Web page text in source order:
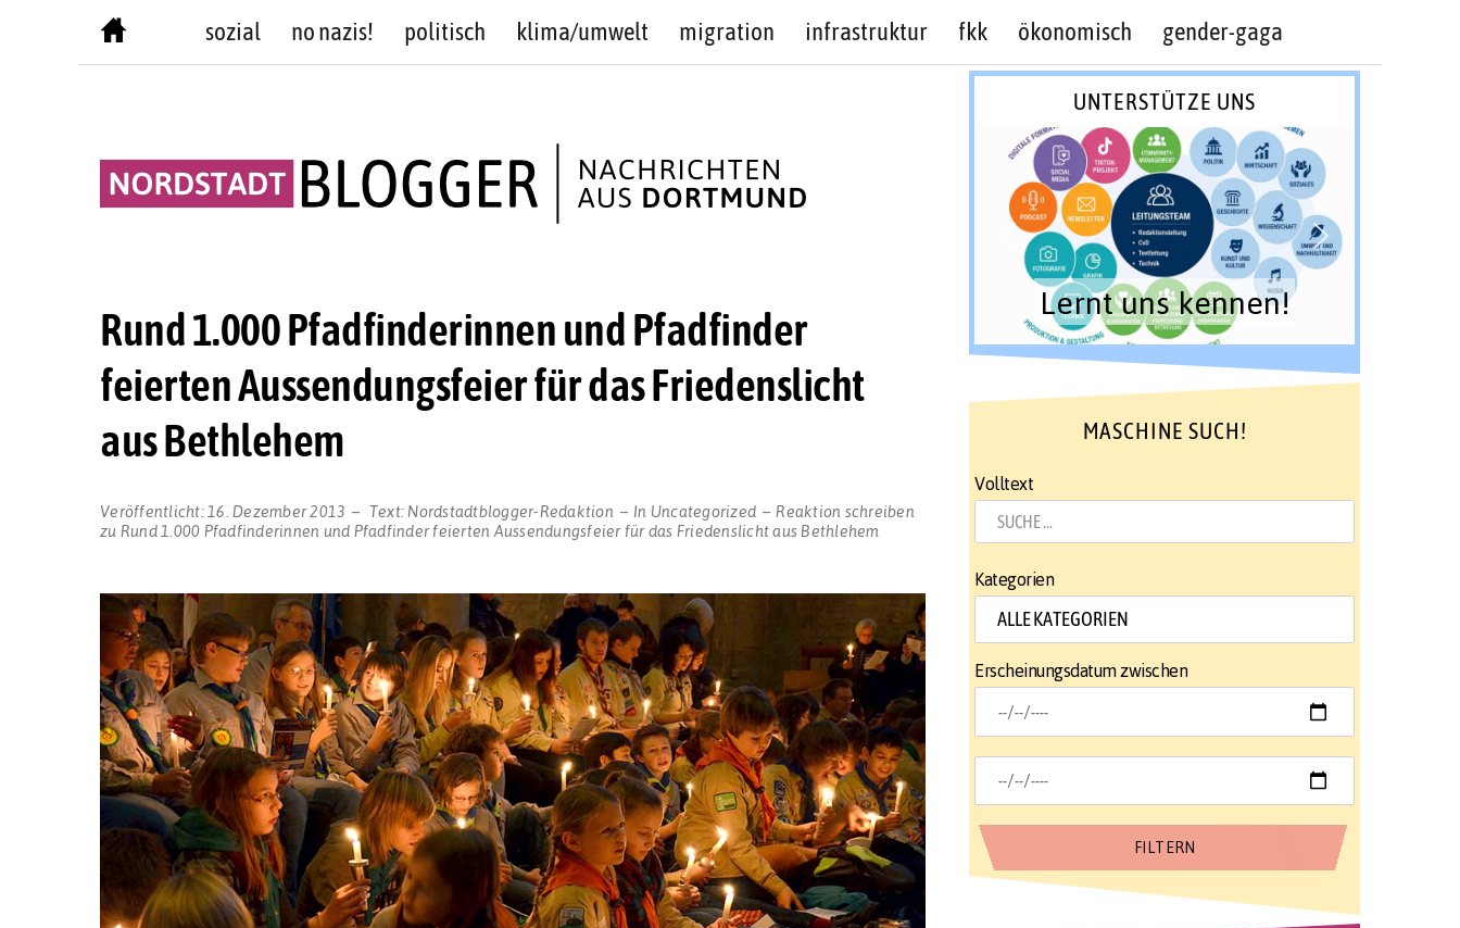
sozial no nazis! politisch klima/umwelt migration infrastruktur fkk ökonomisch gender-gaga
Rund 1.000 Pfadfinderinnen und Pfadfinder
feierten Aussendungsfeier für das Friedenslicht
aus Bethlehem
Veröffentlicht: 16. Dezember 2013 Text: Nordstadtblogger-Redaktion In Uncategorized
Reaktion schreiben
zu Rund 1.000 Pfadfinderinnen und Pfadfinder feierten Aussendungsfeier für das Friedenslicht aus Bethlehem
UNTERSTÜTZE UNS
Lernt uns kennen!
MASCHINE SUCH!
Volltext
Kategorien
Erscheinungsdatum zwischen